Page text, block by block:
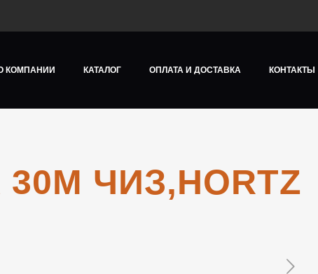
КОМПАНИИ КАТАЛОГ ОПЛАТА И ДОСТАВКА КОНТАКТЫ
ЧИЗ,HORTZ